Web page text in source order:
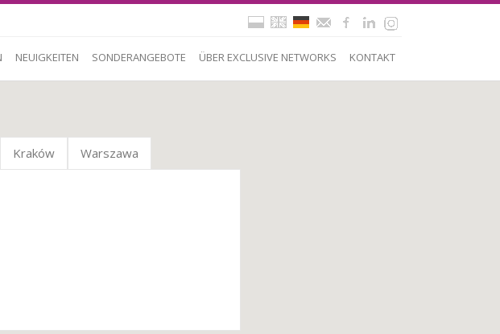
NEUIGKEITEN SONDERANGEBOTE ÜBER EXCLUSIVE NETWORKS KONTAKT
Kraków Warszawa